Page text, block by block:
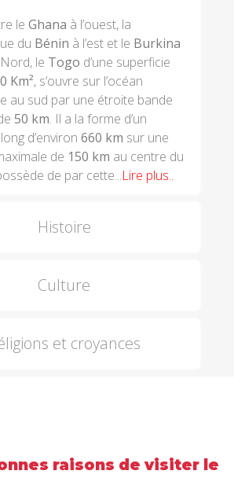
le Ghana à l’ouest, la
du Bénin à l’est et le Burkina
le Togo d’une superficie
Km², s’ouvre sur l’océan
au sud par une étroite bande
50 km. Il a la forme d’un
d’environ 660 km sur une
de 150 km au centre du
de par cette...Lire plus..
Histoire
Culture
et croyances
raisons de visiter le